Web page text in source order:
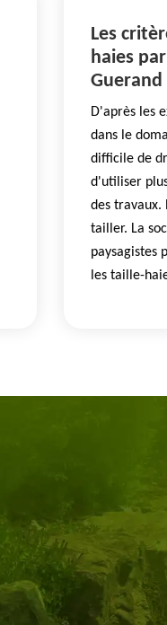
Les
haies
Guerand
D'après les
dans le
difficile de
d'utiliser
des travaux.
tailler. La
paysagistes
les taille-